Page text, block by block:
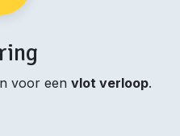
voor een vlot verloop.